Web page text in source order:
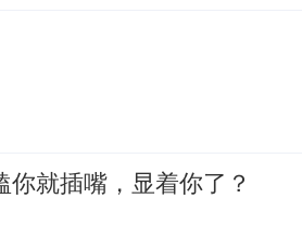
就插嘴，显着你了？